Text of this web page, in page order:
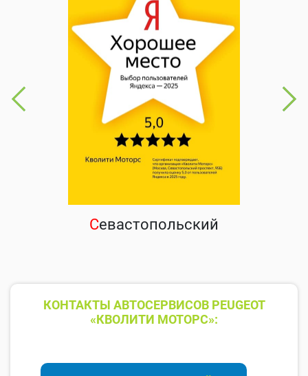
Севастопольский
КОНТАКТЫ АВТОСЕРВИСОВ PEUGEOT
«КВОЛИТИ МОТОРС»: